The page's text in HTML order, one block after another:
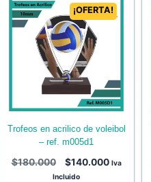
¡OFERTA!
trofeos en acrilico de voleibol
– ref. m005d1
$180.000 $140.000 Iva
Incluido